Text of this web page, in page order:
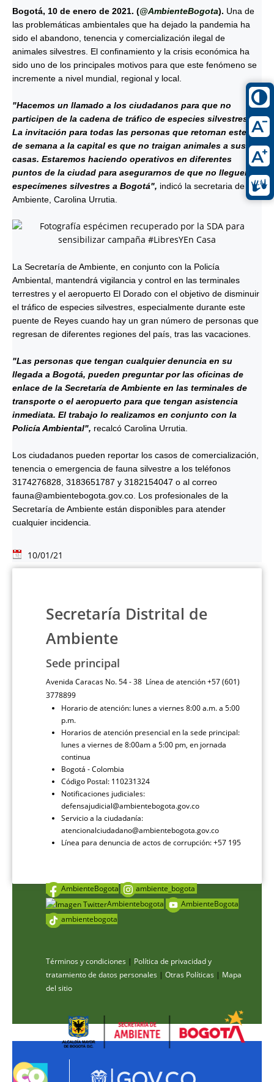
Bogotá, 10 de enero de 2021. (@AmbienteBogota). Una de
las problemáticas ambientales que ha dejado la pandemia ha
sido el abandono, tenencia y comercialización ilegal de
animales silvestres. El confinamiento y la crisis económica ha
sido uno de los principales motivos para que este fenómeno se
incremente a nivel mundial, regional y local.
"Hacemos un llamado a los ciudadanos para que no
participen de la cadena de tráfico de especies silvestres.
La invitación para todas las personas que retornan este fin
de semana a la capital es que no traigan animales a sus
casas. Estaremos haciendo operativos en diferentes
puntos de la ciudad para asegurarnos de que no lleguen
especímenes silvestres a Bogotá", indicó la secretaria de
Ambiente, Carolina Urrutia.
La Secretaría de Ambiente, en conjunto con la Policía
Ambiental, mantendrá vigilancia y control en las terminales
terrestres y el aeropuerto El Dorado con el objetivo de disminuir
el tráfico de especies silvestres, especialmente durante este
puente de Reyes cuando hay un gran número de personas que
regresan de diferentes regiones del país, tras las vacaciones.
"Las personas que tengan cualquier denuncia en su
llegada a Bogotá, pueden preguntar por las oficinas de
enlace de la Secretaría de Ambiente en las terminales de
transporte o el aeropuerto para que tengan asistencia
inmediata. El trabajo lo realizamos en conjunto con la
Policía Ambiental", recalcó Carolina Urrutia.
Los ciudadanos pueden reportar los casos de comercialización,
tenencia o emergencia de fauna silvestre a los teléfonos
3174276828, 3183651787 y 3182154047 o al correo
fauna@ambientebogota.gov.co. Los profesionales de la
Secretaría de Ambiente están disponibles para atender
cualquier incidencia.
10/01/21
Secretaría Distrital de
Ambiente
Sede principal
Avenida Caracas No. 54 - 38 Línea de atención +57 (601)
3778899
Horario de atención: lunes a viernes 8:00 a.m. a 5:00
p.m.
Horarios de atención presencial en la sede principal:
lunes a viernes de 8:00am a 5:00 pm, en jornada
continua
Bogotá - Colombia
Código Postal: 110231324
Notificaciones judiciales:
defensajudicial@ambientebogota.gov.co
Servicio a la ciudadanía:
atencionalciudadano@ambientebogota.gov.co
Línea para denuncia de actos de corrupción: +57 195
AmbienteBogota
ambiente_bogota
Ambientebogota
AmbienteBogota
ambientebogota
Términos y condiciones | Política de privacidad y
tratamiento de datos personales | Otras Políticas | Mapa
del sitio